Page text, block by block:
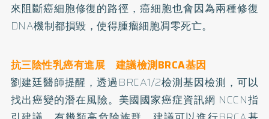
來阻斷癌細胞修復的路徑，癌細胞也會因為兩種修復
DNA機制都損毀，使得腫瘤細胞凋零死亡。
抗三陰性乳癌有進展 建議檢測BRCA基因
劉建廷醫師提醒，透過BRCA1/2檢測基因檢測，可以
找出癌變的潛在風險。美國國家癌症資訊網 NCCN指